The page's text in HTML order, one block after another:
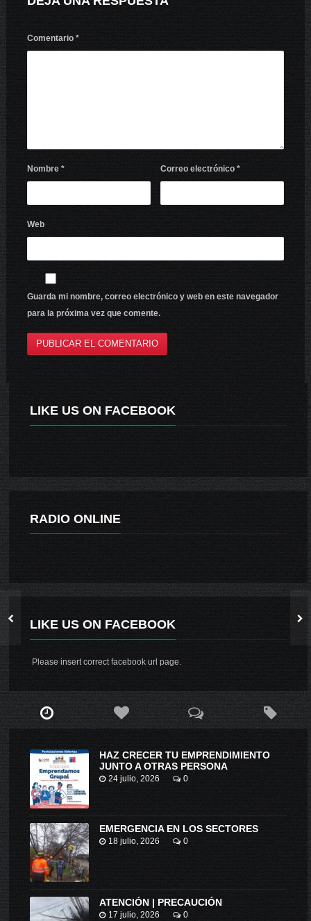
Comentario *
Nombre * Correo electrónico*
Web
Guarda mi nombre, correo electrónico y web en este navegador
para la próxima vez que comente.
LIKE US ON FACEBOOK
RADIO ONLINE
LIKE US ON FACEBOOK
Please insert correct facebook url page.
HAZ CRECER TU EMPRENDIMIENTO
JUNTO A OTRAS PERSONA
24 julio, 2026 0
EMERGENCIA EN LOS SECTORES
18 julio, 2026 0
ATENCIÓN | PRECAUCIÓN
17 julio, 2026 0